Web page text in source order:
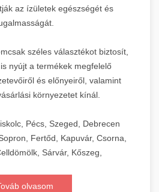
az ízületek egészségét és
széles választékot biztosít,
nyújt a termékek megfelelő
és előnyeiről, valamint
környezetet kínál.
Pécs, Szeged, Debrecen
Fertőd, Kapuvár, Csorna,
Sárvár, Kőszeg,
olvasom